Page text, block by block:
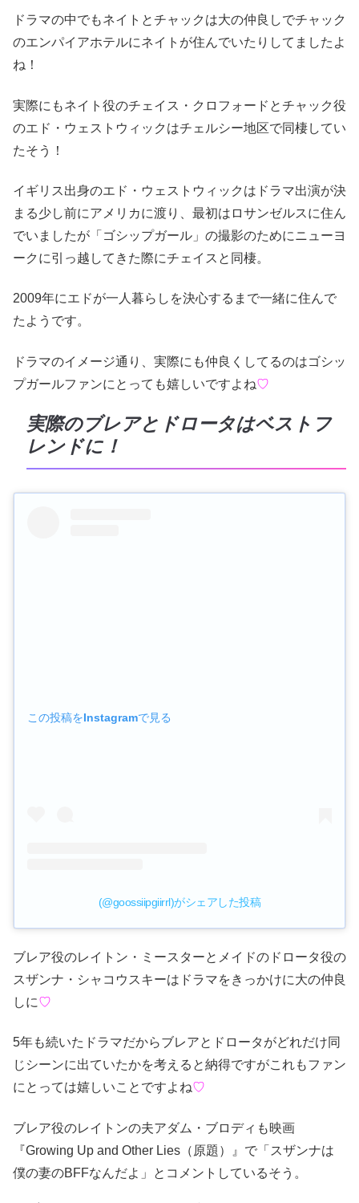
ドラマの中でもネイトとチャックは大の仲良しでチャック
のエンパイアホテルにネイトが住んでいたりしてましたよ
ね！
実際にもネイト役のチェイス・クロフォードとチャック役
のエド・ウェストウィックはチェルシー地区で同棲してい
たそう！
イギリス出身のエド・ウェストウィックはドラマ出演が決
まる少し前にアメリカに渡り、最初はロサンゼルスに住ん
でいましたが「ゴシップガール」の撮影のためにニューヨ
ークに引っ越してきた際にチェイスと同棲。
2009年にエドが一人暮らしを決心するまで一緒に住んで
たようです。
ドラマのイメージ通り、実際にも仲良くしてるのはゴシッ
プガールファンにとっても嬉しいですよね♡
実際のブレアとドロータはベストフ
レンドに！
この投稿をInstagramで見る
(@goossiipgiirrl)がシェアした投稿
ブレア役のレイトン・ミースターとメイドのドロータ役の
スザンナ・シャコウスキーはドラマをきっかけに大の仲良
しに♡
5年も続いたドラマだからブレアとドロータがどれだけ同
じシーンに出ていたかを考えると納得ですがこれもファン
にとっては嬉しいことですよね♡
ブレア役のレイトンの夫アダム・ブロディも映画
『Growing Up and Other Lies（原題）』で「スザンナは
僕の妻のBFFなんだよ」とコメントしているそう。